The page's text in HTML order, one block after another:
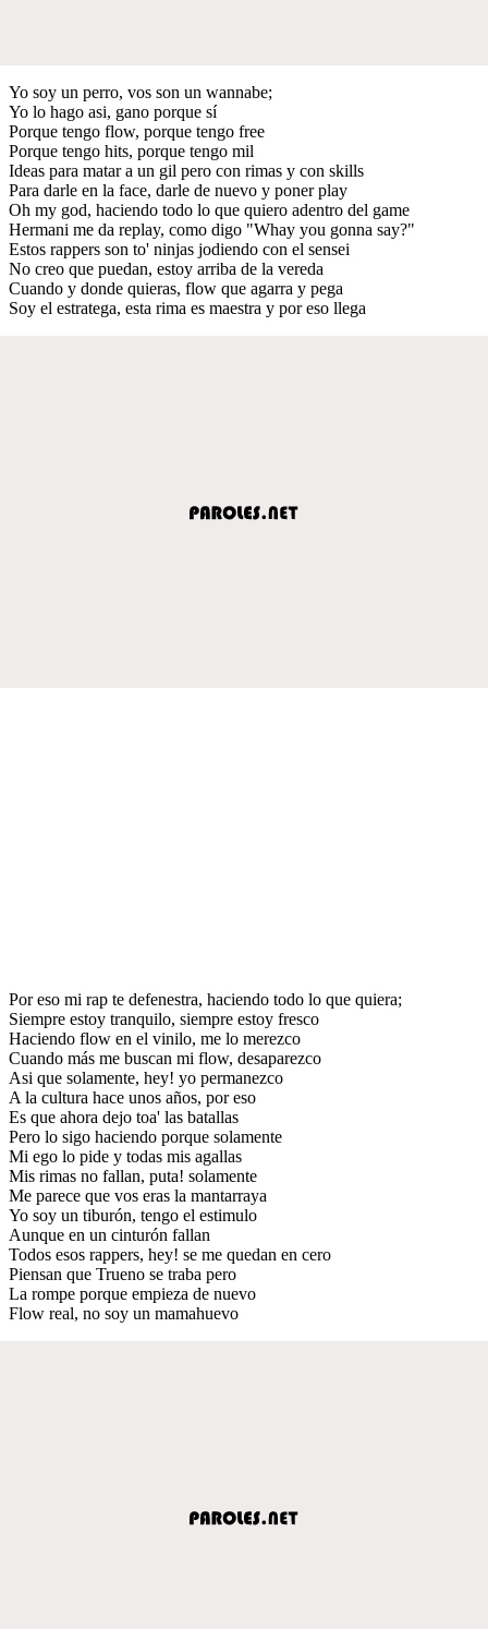
Yo soy un perro, vos son un wannabe;
Yo lo hago asi, gano porque sí
Porque tengo flow, porque tengo free
Porque tengo hits, porque tengo mil
Ideas para matar a un gil pero con rimas y con skills
Para darle en la face, darle de nuevo y poner play
Oh my god, haciendo todo lo que quiero adentro del game
Hermani me da replay, como digo "Whay you gonna say?"
Estos rappers son to' ninjas jodiendo con el sensei
No creo que puedan, estoy arriba de la vereda
Cuando y donde quieras, flow que agarra y pega
Soy el estratega, esta rima es maestra y por eso llega
Por eso mi rap te defenestra, haciendo todo lo que quiera;
Siempre estoy tranquilo, siempre estoy fresco
Haciendo flow en el vinilo, me lo merezco
Cuando más me buscan mi flow, desaparezco
Asi que solamente, hey! yo permanezco
A la cultura hace unos años, por eso
Es que ahora dejo toa' las batallas
Pero lo sigo haciendo porque solamente
Mi ego lo pide y todas mis agallas
Mis rimas no fallan, puta! solamente
Me parece que vos eras la mantarraya
Yo soy un tiburón, tengo el estimulo
Aunque en un cinturón fallan
Todos esos rappers, hey! se me quedan en cero
Piensan que Trueno se traba pero
La rompe porque empieza de nuevo
Flow real, no soy un mamahuevo